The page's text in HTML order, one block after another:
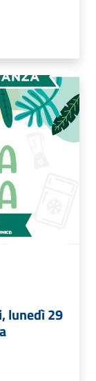
lunedì 29